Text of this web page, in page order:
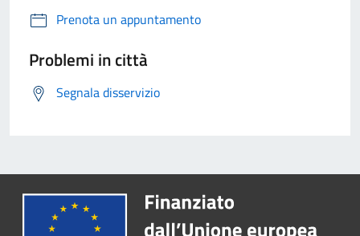
Prenota un appuntamento
Problemi in città
Segnala disservizio